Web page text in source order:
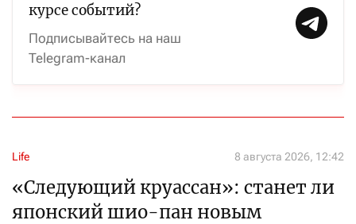
курсе событий?
Подписывайтесь на наш
Telegram-канал
Life 8 августа 2026, 12:42
«Следующий круассан»: станет ли
японский шио-пан новым